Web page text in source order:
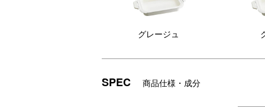
グレージュ
SPEC 商品仕様・成分